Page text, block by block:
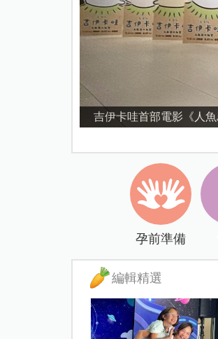
資優教育15問！師鐸獎
孕前準備
編輯精選